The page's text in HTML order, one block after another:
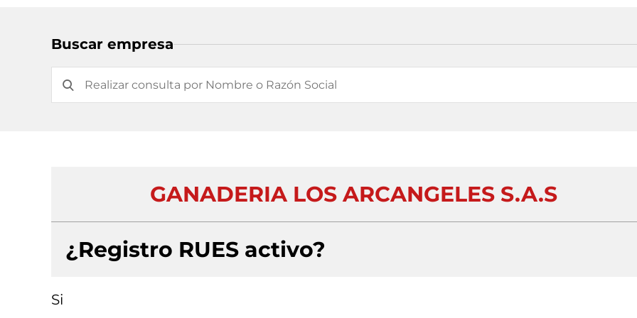
Buscar empresa
GANADERIA LOS ARCANGELES S.A.S
¿Registro RUES activo?
Si